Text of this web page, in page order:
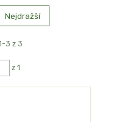
Nejdražší
3 z 3
z 1